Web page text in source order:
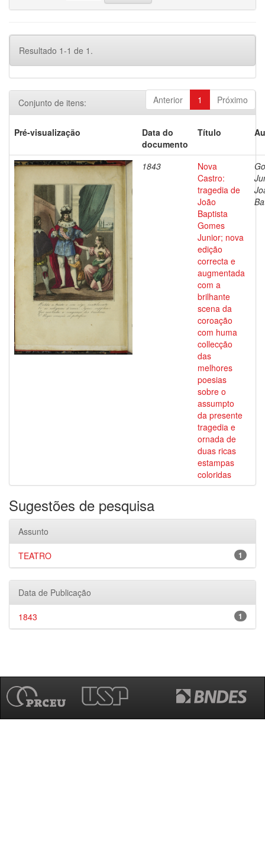
Resultado 1-1 de 1.
Anterior 1 Próximo
Conjunto de itens:
Pré-visualização
Data do
documento
Título
1843
Nova
Castro:
tragedia de
João
Baptista
Gomes
Junior; nova
edição
correcta e
augmentada
com a
brilhante
scena da
coroação
com huma
collecção
das
melhores
poesias
sobre o
assumpto
da presente
tragedia e
ornada de
duas ricas
estampas
coloridas
Sugestões de pesquisa
Assunto
1
TEATRO
Data de Publicação
1
1843